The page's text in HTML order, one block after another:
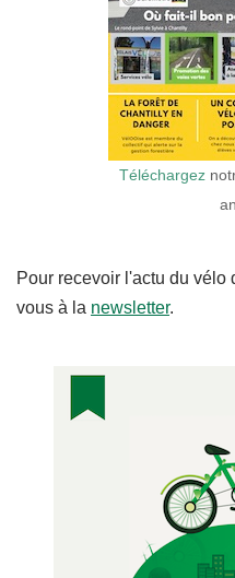
Téléchargez
Pour recevoir l'actu du vélo
vous à la newsletter.